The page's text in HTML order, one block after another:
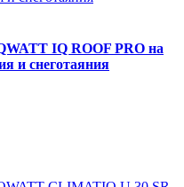
IQ ROOF PRO на
и снеготаяния